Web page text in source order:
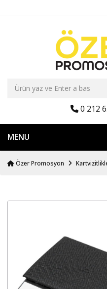
0 212
MENU
Özer Promosyon